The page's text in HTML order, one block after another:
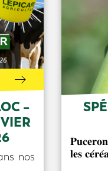
–
nos
𝐥𝐞𝐬